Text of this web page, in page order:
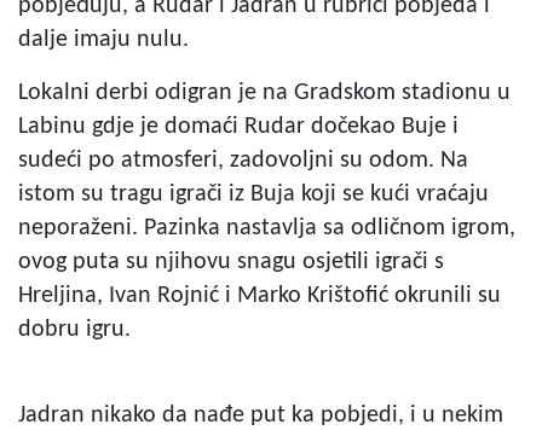
pobjeđuju, a Rudar i Jadran u rubrici pobjeda i
dalje imaju nulu.
Lokalni derbi odigran je na Gradskom stadionu u
Labinu gdje je domaći Rudar dočekao Buje i
sudeći po atmosferi, zadovoljni su odom. Na
istom su tragu igrači iz Buja koji se kući vraćaju
neporaženi. Pazinka nastavlja sa odličnom igrom,
ovog puta su njihovu snagu osjetili igrači s
Hreljina, Ivan Rojnić i Marko Krištofić okrunili su
dobru igru.
Jadran nikako da nađe put ka pobjedi, i u nekim